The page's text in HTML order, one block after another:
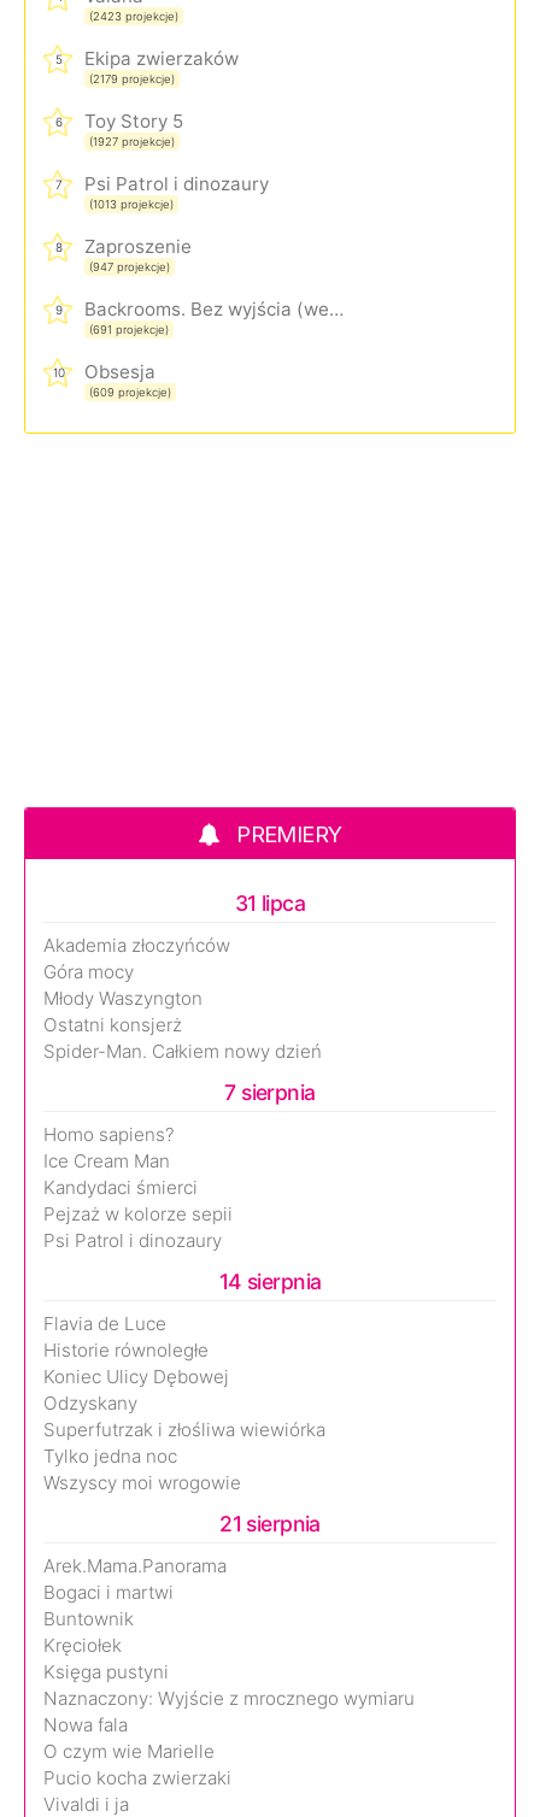
(2423 projekcje)
5 Ekipa zwierzaków
(2179 projekcje)
6 Toy Story 5
(1927 projekcje)
7 Psi Patrol i dinozaury
(1013 projekcje)
8 Zaproszenie
(947 projekcje)
9 Backrooms. Bez wyjścia (wersja rozszerzona)
(691 projekcje)
10 Obsesja
(609 projekcje)
PREMIERY
31 lipca
Akademia złoczyńców
Góra mocy
Młody Waszyngton
Ostatni konsjerż
Spider-Man. Całkiem nowy dzień
7 sierpnia
Homo sapiens?
Ice Cream Man
Kandydaci śmierci
Pejzaż w kolorze sepii
Psi Patrol i dinozaury
14 sierpnia
Flavia de Luce
Historie równoległe
Koniec Ulicy Dębowej
Odzyskany
Superfutrzak i złośliwa wiewiórka
Tylko jedna noc
Wszyscy moi wrogowie
21 sierpnia
Arek.Mama.Panorama
Bogaci i martwi
Buntownik
Kręciołek
Księga pustyni
Naznaczony: Wyjście z mrocznego wymiaru
Nowa fala
O czym wie Marielle
Pucio kocha zwierzaki
Vivaldi i ja